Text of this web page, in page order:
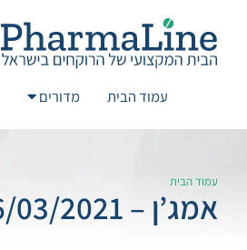
עמוד הבית מדורים
עמוד הבית
אמג’ן – 16/03/2021 MVASI